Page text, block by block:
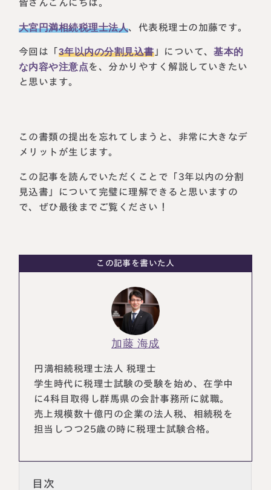
お客様の声
私たちについて
税理士紹介
大阪事務所
〒530-0017
大阪府大阪市北区角田町8番47号
Access
相続コラム
円満相続ちゃんねる
皆さんこんにちは。
大宮円満相続税理士法人、代表税理士の加藤です。
今回は「3年以内の分割見込書」について、基本的
な内容や注意点を、分かりやすく解説していきたい
と思います。
この書類の提出を忘れてしまうと、非常に大きなデ
メリットが生じます。
この記事を読んでいただくことで「3年以内の分割
見込書」について完璧に理解できると思いますの
で、ぜひ最後までご覧ください！
この記事を書いた人
加藤 海成
円満相続税理士法人 税理士
学生時代に税理士試験の受験を始め、在学中
に4科目取得し群馬県の会計事務所に就職。
売上規模数十億円の企業の法人税、相続税を
担当しつつ25歳の時に税理士試験合格。
目次